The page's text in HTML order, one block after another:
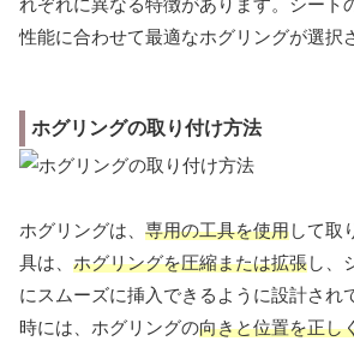
れぞれに異なる特徴があります。シート
性能に合わせて最適なホグリングが選択
ホグリングの取り付け方法
ホグリングは、 専用の工具を使用して取
具は、 ホグリングを圧縮または拡張し、
にスムーズに挿入できるように設計され
時には、ホグリングの向きと位置を正し